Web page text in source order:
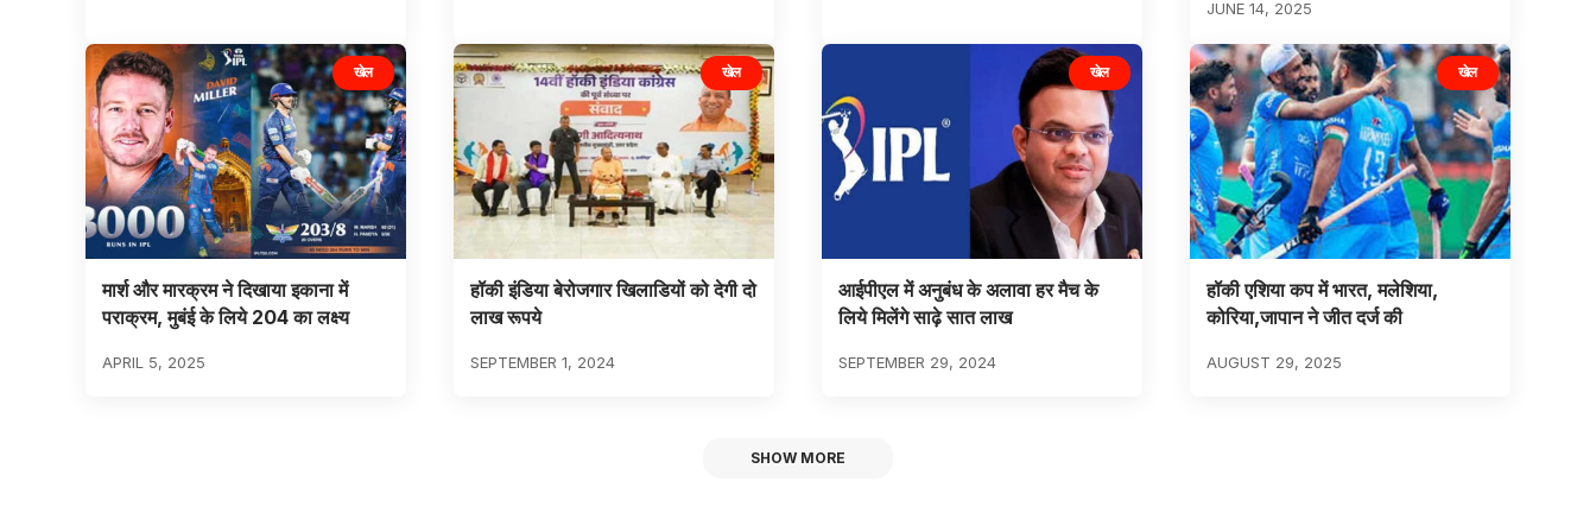
JUNE 14, 2025
खेल
मार्श और मारक्रम ने दिखाया इकाना में
पराक्रम, मुबंई के लिये 204 का लक्ष्य
APRIL 5, 2025
खेल
हॉकी इंडिया बेरोजगार खिलाडियों को देगी दो
लाख रूपये
SEPTEMBER 1, 2024
खेल
आईपीएल में अनुबंध के अलावा हर मैच के
लिये मिलेंगे साढ़े सात लाख
SEPTEMBER 29, 2024
खेल
हॉकी एशिया कप में भारत, मलेशिया,
कोरिया,जापान ने जीत दर्ज की
AUGUST 29, 2025
SHOW MORE